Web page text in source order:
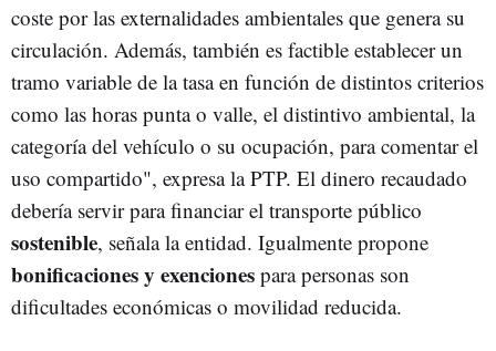
coste por las externalidades ambientales que genera su
circulación. Además, también es factible establecer un
tramo variable de la tasa en función de distintos criterios
como las horas punta o valle, el distintivo ambiental, la
categoría del vehículo o su ocupación, para comentar el
uso compartido", expresa la PTP. El dinero recaudado
debería servir para financiar el transporte público
sostenible, señala la entidad. Igualmente propone
bonificaciones y exenciones para personas son
dificultades económicas o movilidad reducida.